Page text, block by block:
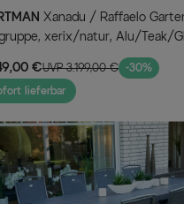
xerix/natur, Alu/Teak/
160/220x100cm, Teak
€UVP 3.199,00 € -30%
lieferbar